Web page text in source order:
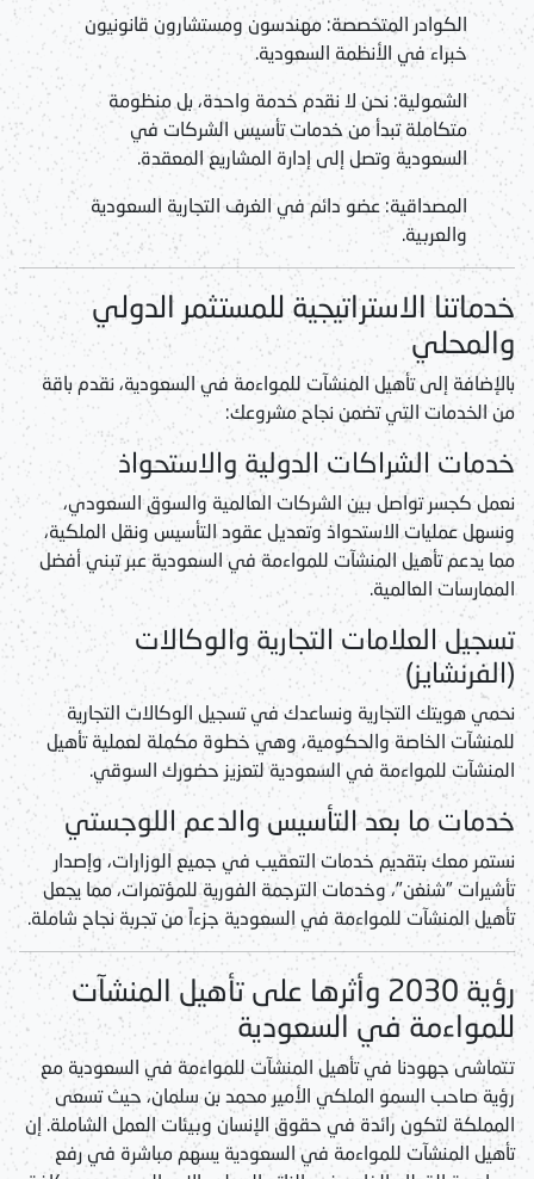
الكوادر المتخصصة: مهندسون ومستشارون قانونيون
خبراء في الأنظمة السعودية.
الشمولية: نحن لا نقدم خدمة واحدة، بل منظومة
متكاملة تبدأ من خدمات تأسيس الشركات في
السعودية وتصل إلى إدارة المشاريع المعقدة.
المصداقية: عضو دائم في الغرف التجارية السعودية
والعربية.
خدماتنا الاستراتيجية للمستثمر الدولي
والمحلي
بالإضافة إلىتأهيل المنشآت للمواءمة في السعودية، نقدم باقة
من الخدمات التي تضمن نجاح مشروعك:
خدمات الشراكات الدولية والاستحواذ
نعمل كجسر تواصل بين الشركات العالمية والسوق السعودي،
ونسهل عمليات الاستحواذ وتعديل عقود التأسيس ونقل الملكية،
مما يدعمتأهيل المنشآت للمواءمة في السعوديةعبر تبني أفضل
الممارسات العالمية.
تسجيل العلامات التجارية والوكالات
(الفرنشايز)
نحمي هويتك التجارية ونساعدك في تسجيل الوكالات التجارية
للمنشآت الخاصة والحكومية، وهي خطوة مكملة لعمليةتأهيل
المنشآت للمواءمة في السعوديةلتعزيز حضورك السوقي.
خدمات ما بعد التأسيس والدعم اللوجستي
نستمر معك بتقديم خدمات التعقيب في جميع الوزارات، وإصدار
تأشيرات "شنغن"، وخدمات الترجمة الفورية للمؤتمرات، مما يجعل
تأهيل المنشآت للمواءمة في السعودية جزءاً من تجربة نجاح شاملة.
رؤية 2030 وأثرها على تأهيل المنشآت
للمواءمة في السعودية
تتماشى جهودنا فيتأهيل المنشآت للمواءمة في السعودية مع
رؤية صاحب السمو الملكي الأمير محمد بن سلمان، حيث تسعى
المملكة لتكون رائدة في حقوق الإنسان وبيئات العمل الشاملة. إن
تأهيل المنشآت للمواءمة في السعودية يسهم مباشرة في رفع